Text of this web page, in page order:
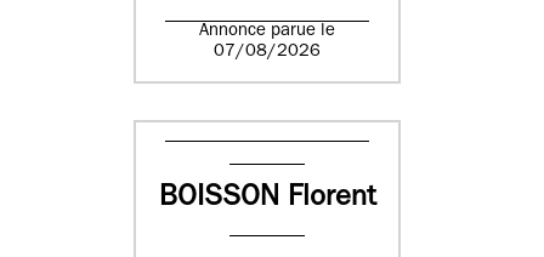
Annonce parue le
07/08/2026
BOISSON Florent